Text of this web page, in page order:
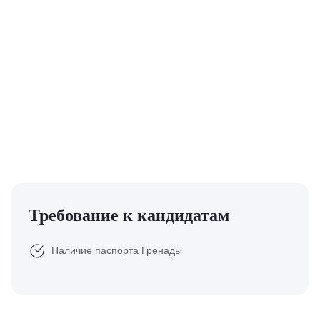
Требование к кандидатам
Наличие паспорта Гренады